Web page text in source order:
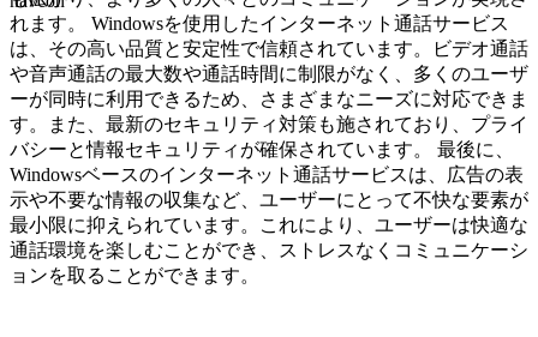
れます。 Windowsを使用したインターネット通話サービス
は、その高い品質と安定性で信頼されています。ビデオ通話
や音声通話の最大数や通話時間に制限がなく、多くのユーザ
ーが同時に利用できるため、さまざまなニーズに対応できま
す。また、最新のセキュリティ対策も施されており、プライ
バシーと情報セキュリティが確保されています。 最後に、
Windowsベースのインターネット通話サービスは、広告の表
示や不要な情報の収集など、ユーザーにとって不快な要素が
最小限に抑えられています。これにより、ユーザーは快適な
通話環境を楽しむことができ、ストレスなくコミュニケーシ
ョンを取ることができます。